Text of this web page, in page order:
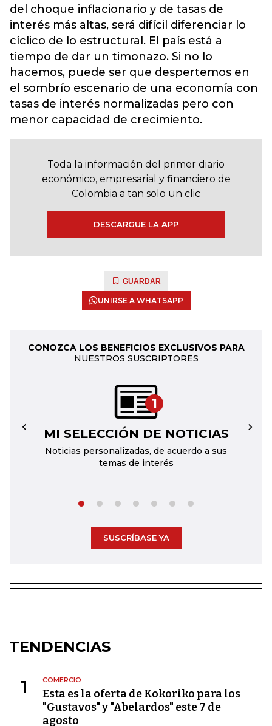
del choque inflacionario y de tasas de
interés más altas, será difícil diferenciar lo
cíclico de lo estructural. El país está a
tiempo de dar un timonazo. Si no lo
hacemos, puede ser que despertemos en
el sombrío escenario de una economía con
tasas de interés normalizadas pero con
menor capacidad de crecimiento.
Toda la información del primer diario
económico, empresarial y financiero de
Colombia a tan solo un clic
DESCARGUE LA APP
GUARDAR
UNIRSE A WHATSAPP
CONOZCA LOS BENEFICIOS EXCLUSIVOS PARA
NUESTROS SUSCRIPTORES
1
MI SELECCIÓN DE NOTICIAS
Noticias personalizadas, de acuerdo a sus
temas de interés
← →
SUSCRÍBASE YA
TENDENCIAS
1 COMERCIO
Esta es la oferta de Kokoriko para los
"Gustavos" y "Abelardos" este 7 de
agosto